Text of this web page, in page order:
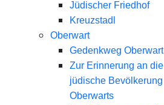
Jüdischer Friedhof
Kreuzstadl
Oberwart
Gedenkweg Oberwart
Zur Erinnerung an die
jüdische Bevölkerung
Oberwarts